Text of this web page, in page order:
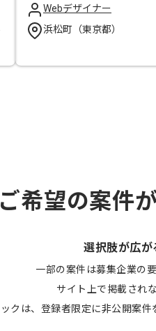
Webデザイナー
浜松町（東京都）
ご希望の案件
選択肢が広が
一部の案件は募集企業の
サイト上で掲載され
クは、登録者限定に非公開案